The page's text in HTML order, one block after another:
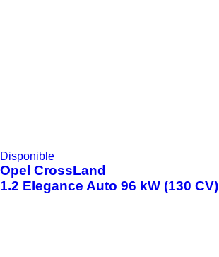
Disponible
Opel CrossLand
1.2 Elegance Auto 96 kW (130 CV)